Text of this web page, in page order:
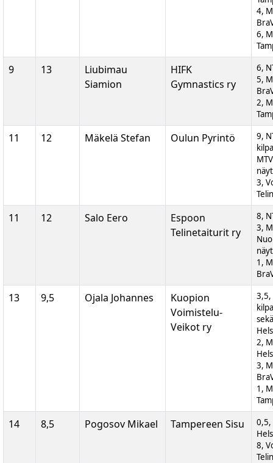
4,
6,
9 13
Liubimau
Siamion
HIFK
Gymnastics ry
6,
5,
2,
11 12 Mäkelä Stefan Oulun Pyrintö
9,
3,
11 12 Salo Eero
Espoon
Telinetaiturit ry
8,
3,
1,
13 9,5 Ojala Johannes
Kuopion
Voimistelu-
Veikot ry
3,5,
2,
3,
1,
14 8,5 Pogosov Mikael Tampereen Sisu
0,5,
8,